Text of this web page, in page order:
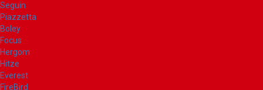
Seguin
Piazzetta
Boley
Focus
Hergom
Hitze
Everest
FireBird